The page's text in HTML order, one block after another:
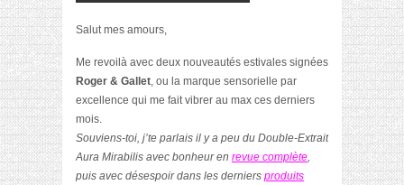
Salut mes amours,
Me revoilà avec deux nouveautés estivales signées
Roger & Gallet, ou la marque sensorielle par
excellence qui me fait vibrer au max ces derniers
mois.
Souviens-toi, j’te parlais il y a peu du Double-Extrait
Aura Mirabilis avec bonheur en revue complète,
puis avec désespoir dans les derniers produits